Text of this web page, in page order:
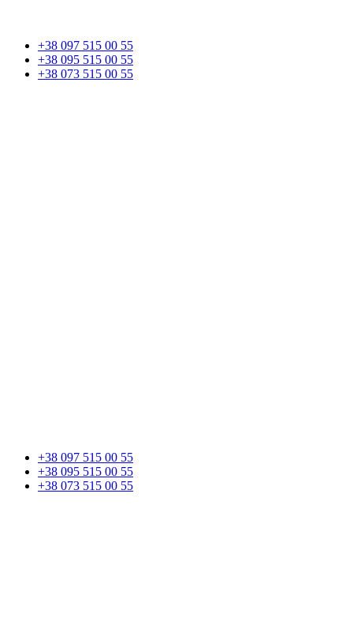
+38 097 515 00 55
+38 095 515 00 55
+38 073 515 00 55
+38 097 515 00 55
+38 095 515 00 55
+38 073 515 00 55